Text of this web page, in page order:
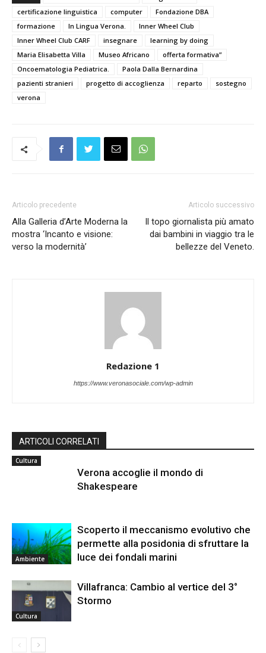
certificazione linguistica
computer
Fondazione DBA
formazione
In Lingua Verona.
Inner Wheel Club
Inner Wheel Club CARF
insegnare
learning by doing
Maria Elisabetta Villa
Museo Africano
offerta formativa”
Oncoematologia Pediatrica.
Paola Dalla Bernardina
pazienti stranieri
progetto di accoglienza reparto
sostegno
verona
Articolo precedente
Alla Galleria d’Arte Moderna la
mostra ‘Incanto e visione:
verso la modernità’
Articolo successivo
Il topo giornalista più amato
dai bambini in viaggio tra le
bellezze del Veneto.
Redazione 1
https://www.veronasociale.com/wp-admin
ARTICOLI CORRELATI
Cultura
Verona accoglie il mondo di
Shakespeare
Ambiente
Scoperto il meccanismo evolutivo che
permette alla posidonia di sfruttare la
luce dei fondali marini
Cultura
Villafranca: Cambio al vertice del 3°
Stormo